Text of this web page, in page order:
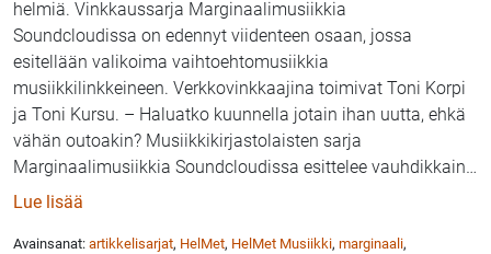
helmiä. Vinkkaussarja Marginaalimusiikkia
Soundcloudissa on edennyt viidenteen osaan, jossa
esitellään valikoima vaihtoehtomusiikkia
musiikkilinkkeineen. Verkkovinkkaajina toimivat Toni Korpi
ja Toni Kursu. – Haluatko kuunnella jotain ihan uutta, ehkä
vähän outoakin? Musiikkikirjastolaisten sarja
Marginaalimusiikkia Soundcloudissa esittelee vauhdikkain …
Lue lisää
Avainsanat: artikkelisarjat, HelMet, HelMet Musiikki, marginaali,